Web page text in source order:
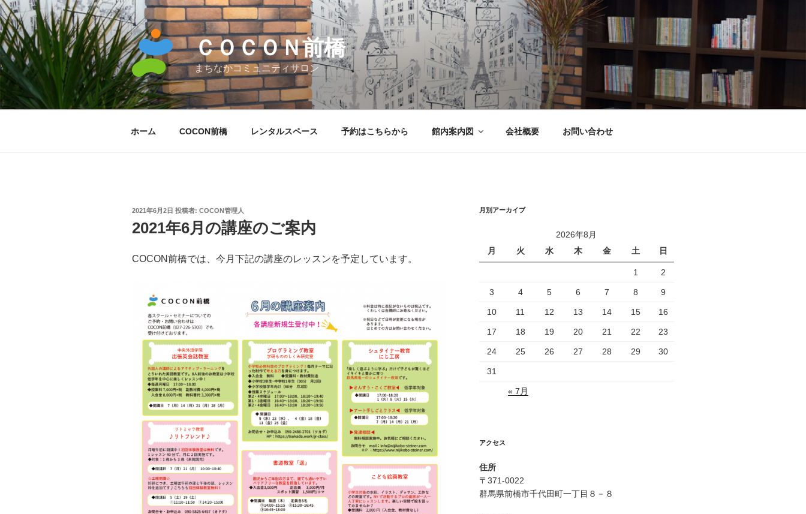
コ
ン
テ
ン
ツ
へ
キ
ＣＯＣＯＮ前橋
まちなかコミュニティサロン
ホーム COCON前橋 レンタルスペース 予約はこちらから 館内案内図 会社概要 お問い合わせ
投
日:
2021年6月2日 投稿者: COCON管理人
2021年6月の講座のご案内
COCON前橋では、今月下記の講座のレッスンを予定しています。
月別アーカイブ
2026年8月
月
火 水 木 金 土 日
1 2
3 4 5 6 7 8 9
10 11 12 13 14 15 16
17 18 19 20 21 22 23
24 25 26 27 28 29 30
31
« 7月
アクセス
住所
〒371-0022
群馬県前橋市千代田町一丁目８－８